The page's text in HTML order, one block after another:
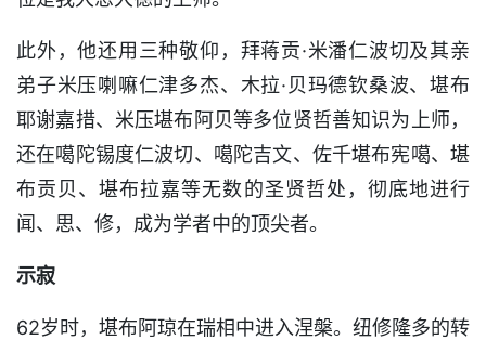
此外，他还用三种敬仰，拜蒋贡·米潘仁波切及其亲
弟子米压喇嘛仁津多杰、木拉·贝玛德钦桑波、堪布
耶谢嘉措、米压堪布阿贝等多位贤哲善知识为上师，
还在噶陀锡度仁波切、噶陀吉文、佐千堪布宪噶、堪
布贡贝、堪布拉嘉等无数的圣贤哲处，彻底地进行
闻、思、修，成为学者中的顶尖者。
示寂
62岁时，堪布阿琼在瑞相中进入涅槃。纽修隆多的转